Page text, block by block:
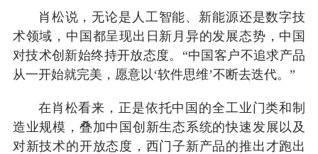
肖松说，无论是人工智能、新能源还是数字技
术领域，中国都呈现出日新月异的发展态势，中国
对技术创新始终持开放态度。“中国客户不追求产品
从一开始就完美，愿意以‘软件思维’不断去迭代。”
在肖松看来，正是依托中国的全工业门类和制
造业规模，叠加中国创新生态系统的快速发展以及
对新技术的开放态度，西门子新产品的推出才跑出